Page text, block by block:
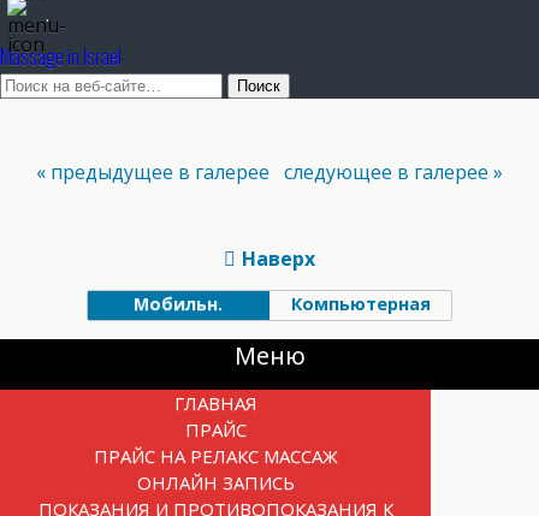
.
Massage in Israel
« предыдущее в галерее следующее в галерее »
Наверх
Мобильн. Компьютерная
Прокрутка
Меню
ГЛАВНАЯ
ПРАЙС
ПРАЙС НА РЕЛАКС МАССАЖ
ОНЛАЙН ЗАПИСЬ
ПОКАЗАНИЯ И ПРОТИВОПОКАЗАНИЯ К